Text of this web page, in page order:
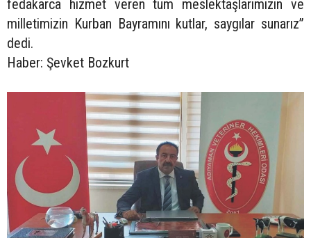
fedakarca hizmet veren tüm meslektaşlarımızın ve
milletimizin Kurban Bayramını kutlar, saygılar sunarız”
dedi.
Haber: Şevket Bozkurt